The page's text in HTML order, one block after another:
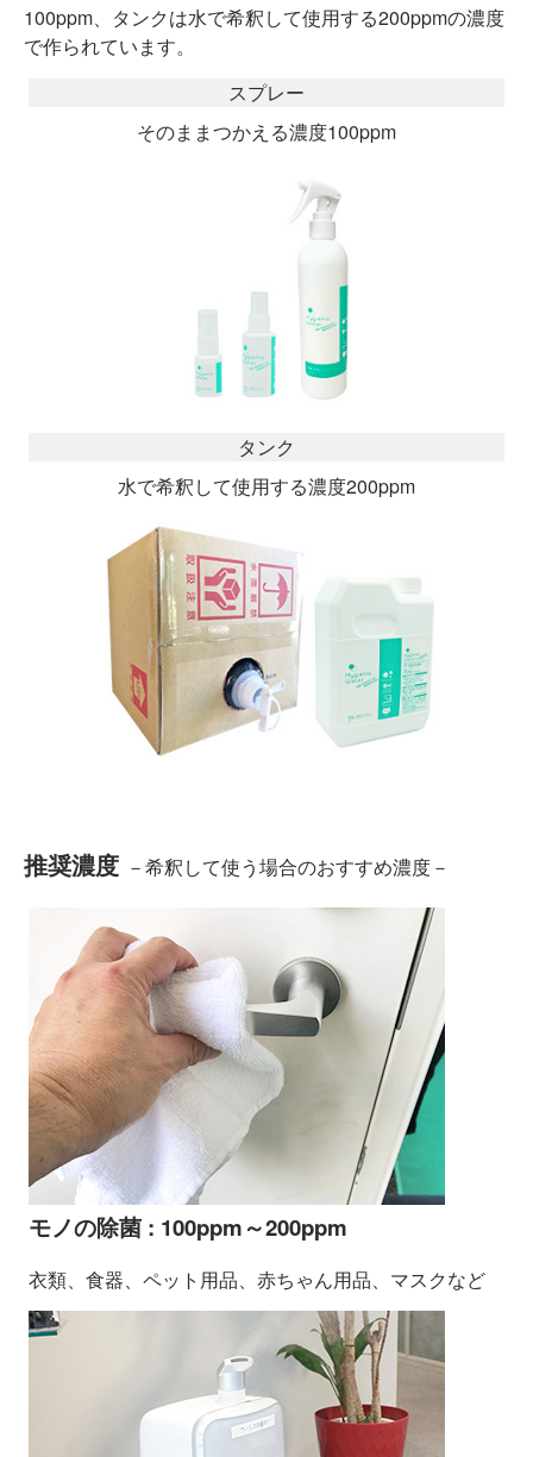
100ppm、タンクは水で希釈して使用する200ppmの濃度
で作られています。
スプレー
そのままつかえる濃度100ppm
タンク
水で希釈して使用する濃度200ppm
推奨濃度 －希釈して使う場合のおすすめ濃度－
モノの除菌 : 100ppm～200ppm
衣類、食器、ペット用品、赤ちゃん用品、マスクなど